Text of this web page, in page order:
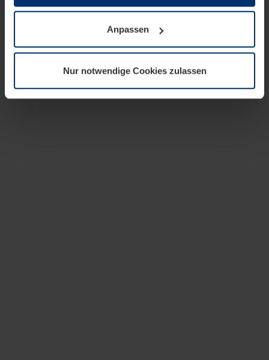
wenn diese für den Betrieb dieser Seite unbedingt
notwendig sind. Für alle anderen Cookie-Typen benötigen
wir Ihre Erlaubnis. Ihre Einwilligung können Sie jederzeit
Datenschutzerklärungunserer Website ändern oder
widerrufen.
Anpassen
Nur notwendige Cookies zulassen